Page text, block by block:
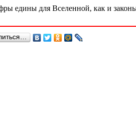
едины для Вселенной, как и